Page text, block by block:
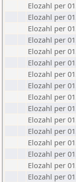
Elozahl per
Elozahl per
Elozahl per
Elozahl per
Elozahl per
Elozahl per
Elozahl per
Elozahl per
Elozahl per
Elozahl per
Elozahl per
Elozahl per
Elozahl per
Elozahl per
Elozahl per
Elozahl per